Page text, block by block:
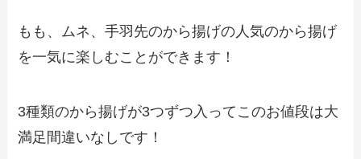
もも、ムネ、手羽先のから揚げの人気のから揚げ
を一気に楽しむことができます！
3種類のから揚げが3つずつ入ってこのお値段は大
満足間違いなしです！